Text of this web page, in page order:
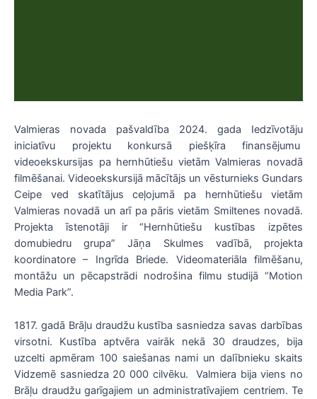
Valmieras novada pašvaldība 2024. gada Iedzīvotāju
iniciatīvu projektu konkursā piešķīra finansējumu
videoekskursijas pa hernhūtiešu vietām Valmieras novadā
filmēšanai. Videoekskursijā mācītājs un vēsturnieks Gundars
Ceipe ved skatītājus ceļojumā pa hernhūtiešu vietām
Valmieras novadā un arī pa pāris vietām Smiltenes novadā.
Projekta īstenotāji ir “Hernhūtiešu kustības izpētes
domubiedru grupa” Jāņa Skulmes vadībā, projekta
koordinatore – Ingrīda Briede. Videomateriāla filmēšanu,
montāžu un pēcapstrādi nodrošina filmu studijā “Motion
Media Park”.
1817. gadā Brāļu draudžu kustība sasniedza savas darbības
virsotni. Kustība aptvēra vairāk nekā 30 draudzes, bija
uzcelti apmēram 100 saiešanas nami un dalībnieku skaits
Vidzemē sasniedza 20 000 cilvēku. Valmiera bija viens no
Brāļu draudžu garīgajiem un administratīvajiem centriem. Te